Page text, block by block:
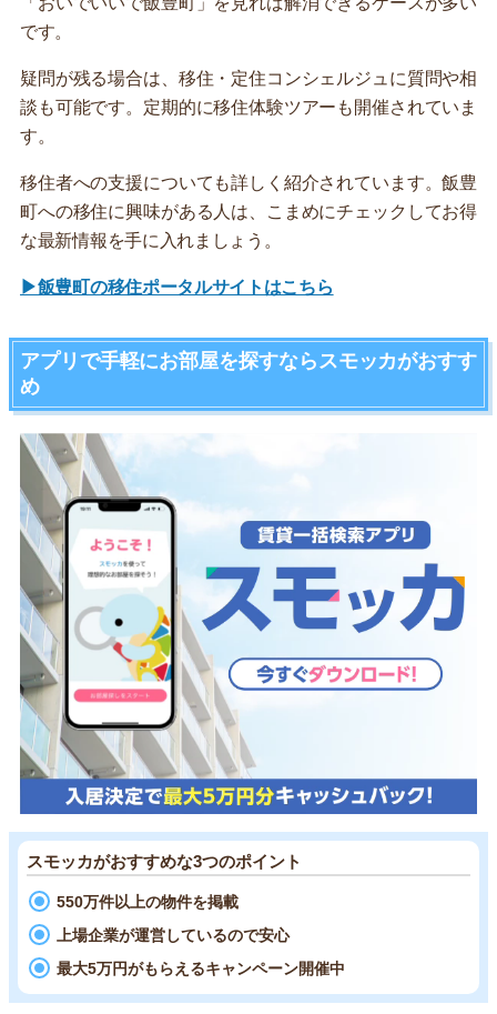
です。
疑問が残る場合は、移住・定住コンシェルジュに質問や相
談も可能です。定期的に移住体験ツアーも開催されていま
す。
移住者への支援についても詳しく紹介されています。飯豊
町への移住に興味がある人は、こまめにチェックしてお得
な最新情報を手に入れましょう。
▶飯豊町の移住ポータルサイトはこちら
アプリで手軽にお部屋を探すならスモッカがおすす
め
スモッカがおすすめな3つのポイント
550万件以上の物件を掲載
上場企業が運営しているので安心
最大5万円がもらえるキャンペーン開催中